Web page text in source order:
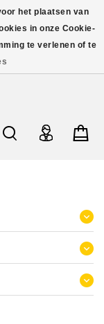
het plaatsen van
in onze Cookie-
te verlenen of te